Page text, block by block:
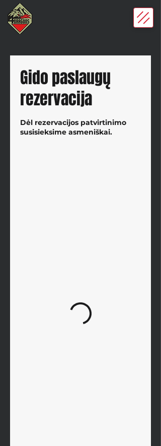
Gido paslaugų
rezervacija
Dėl rezervacijos patvirtinimo
susisieksime asmeniškai.